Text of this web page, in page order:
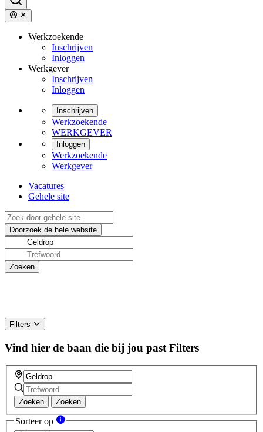
Werkzoekende
Inschrijven
Inloggen
Werkgever
Inschrijven
Inloggen
Inschrijven
Werkzoekende
WERKGEVER
Inloggen
Werkzoekende
Werkgever
Vacatures
Gehele site
Filters
Vind hier de baan die bij jou past Filters
Zoeken Zoeken
Sorteer op